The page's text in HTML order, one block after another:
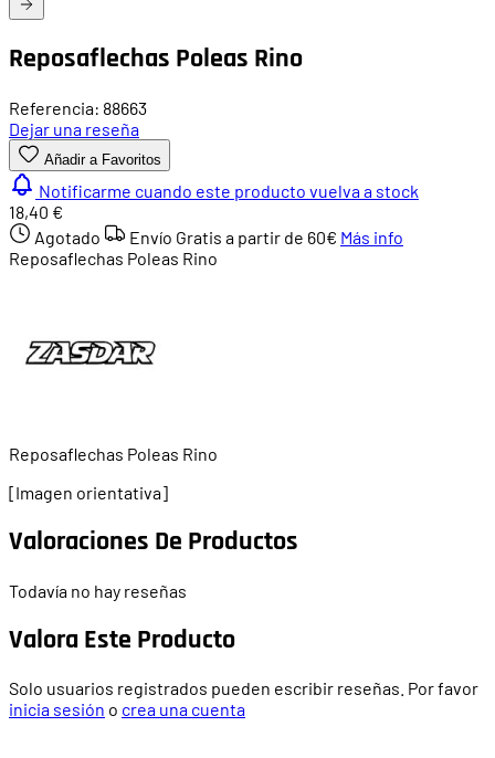
Reposaflechas Poleas Rino
Referencia: 88663
Dejar una reseña
Añadir a Favoritos
Notificarme cuando este producto vuelva a stock
18,40 €
Agotado
Envío Gratis a partir de 60€ Más info
Reposaflechas Poleas Rino
Reposaflechas Poleas Rino
[Imagen orientativa]
Valoraciones De Productos
Todavía no hay reseñas
Valora Este Producto
Solo usuarios registrados pueden escribir reseñas. Por favor
inicia sesión o crea una cuenta